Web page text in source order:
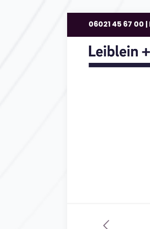
06021 45 67